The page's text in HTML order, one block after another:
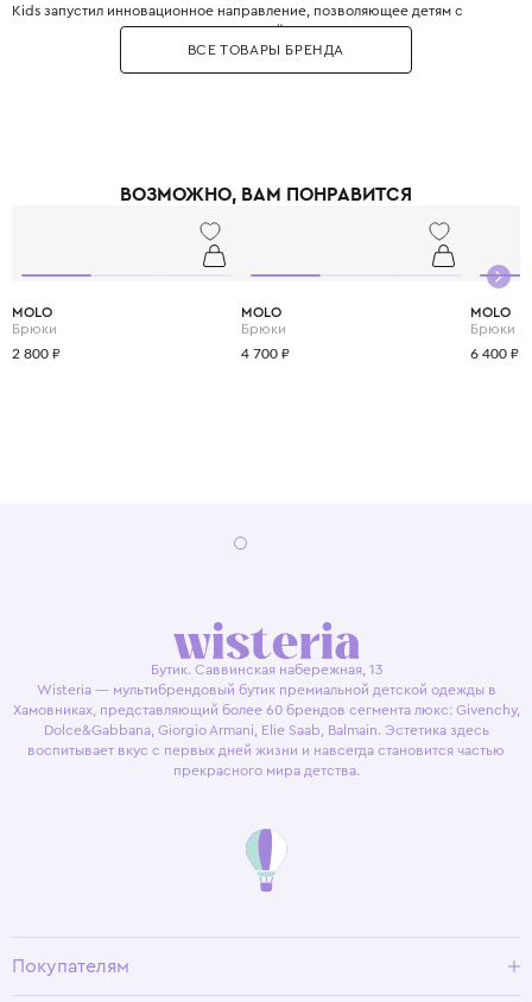
Kids запустил инновационное направление, позволяющее детям с
ранних лет прикасаться к миру высокой моды. Золотые пуговицы,
фактурные ткани, линии кроя – здесь нет места скучной
повседневности.
ВСЕ ТОВАРЫ БРЕНДА
ВОЗМОЖНО, ВАМ ПОНРАВИТСЯ
MOLO
Брюки
2 800 ₽
MOLO
Брюки
4 700 ₽
MOLO
Брюки
6 400 ₽
Бутик. Саввинская набережная, 13
Wisteria — мультибрендовый бутик премиальной детской одежды в
Хамовниках, представляющий более 60 брендов сегмента люкс: Givenchy,
Dolce&Gabbana, Giorgio Armani, Elie Saab, Balmain. Эстетика здесь
воспитывает вкус с первых дней жизни и навсегда становится частью
прекрасного мира детства.
Покупателям